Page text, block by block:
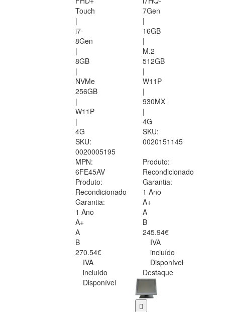
Touch
|
i7-
8Gen
|
8GB
|
NVMe
256GB
|
W11P
|
4G
SKU:
0020005195
MPN:
6FE45AV
Produto:
Recondicionado
Garantia:
1 Ano
A+
A
B
270.54€
IVA
incluído
Disponível
7Gen
|
16GB
|
M.2
512GB
|
W11P
|
930MX
|
4G
SKU:
0020151145
Produto:
Recondicionado
Garantia:
1 Ano
A+
A
B
245.94€
IVA
incluído
Disponível
Destaque